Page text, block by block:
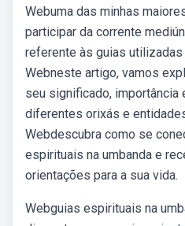
Webuma das minhas
participar da corrente
referente às guias
Webneste artigo, vamos
seu significado, importância
diferentes orixás e
Webdescubra como se
espirituais na umbanda e
orientações para a sua vida.
Webguias espirituais na